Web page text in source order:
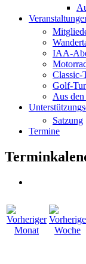
IAA-
Classic-
Golf-
Aus
Satzung
Termine